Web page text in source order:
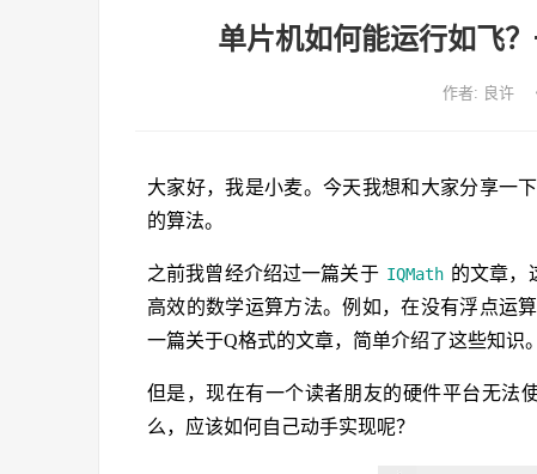
单片机如何能运行如飞
作者: 良许
大家好，我是小麦。今天我想和大家分享一
的算法。
之前我曾经介绍过一篇关于 IQMath 的文章，
高效的数学运算方法。例如，在没有浮点运
一篇关于Q格式的文章，简单介绍了这些知识。
但是，现在有一个读者朋友的硬件平台无法
么，应该如何自己动手实现呢？